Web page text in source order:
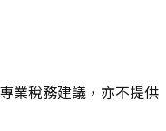
業稅務建議，亦不提供